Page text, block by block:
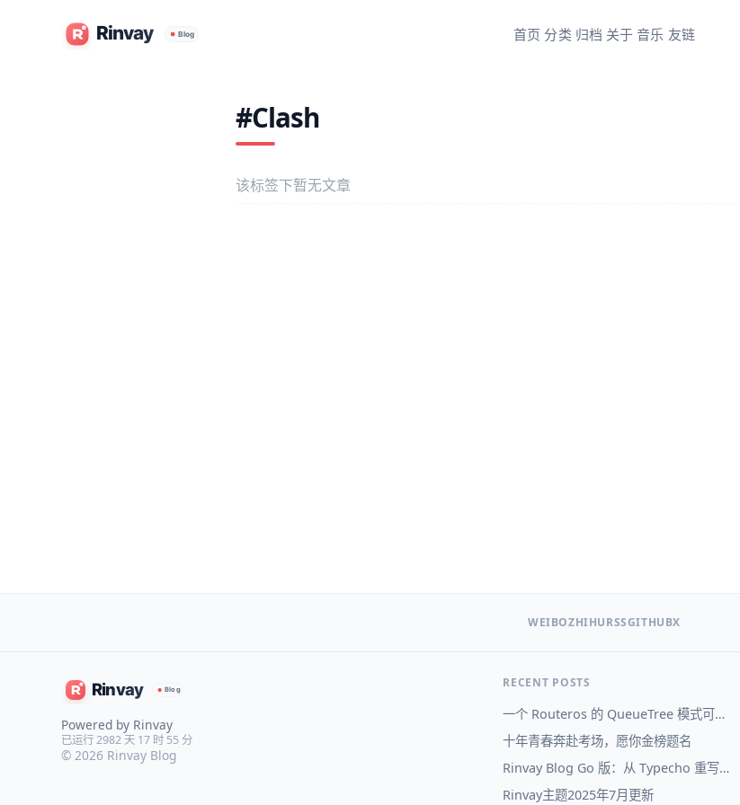
首页 分类 归档 关于 音乐 友链
#Clash
该标签下暂无文章
WEIBOZHIHURSSGITHUBX
Powered by Rinvay
已运行 2982 天 17 时 55 分
© 2026 Rinvay Blog
RECENT POSTS
一个 Routeros 的 QueueTree 模式可视化
十年青春奔赴考场，愿你金榜题名
Rinvay Blog Go 版：从 Typecho 重写到自己的博客系统
Rinvay主题2025年7月更新